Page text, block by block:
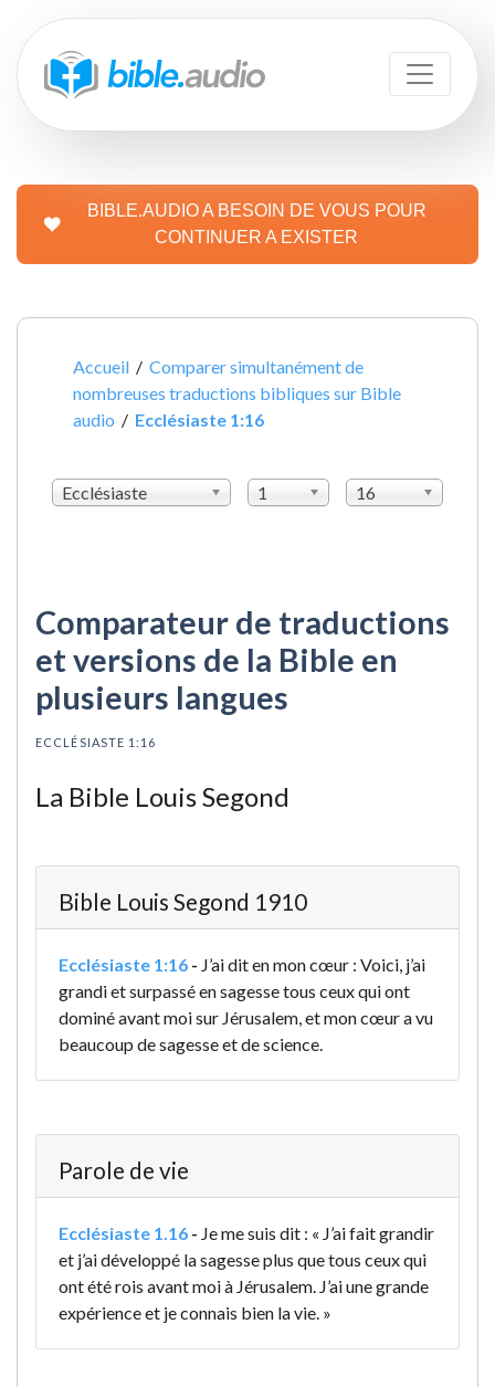
BIBLE.AUDIO A BESOIN DE VOUS POUR
CONTINUER A EXISTER
Accueil /Comparer simultanément de
nombreuses traductions bibliques sur Bible
audio / Ecclésiaste 1:16
Ecclésiaste 1 16
Comparateur de traductions
et versions de la Bible en
plusieurs langues
ECCLÉSIASTE 1:16
La Bible Louis Segond
Bible Louis Segond 1910
Ecclésiaste 1:16 - J’ai dit en mon cœur : Voici, j’ai
grandi et surpassé en sagesse tous ceux qui ont
dominé avant moi sur Jérusalem, et mon cœur a vu
beaucoup de sagesse et de science.
Parole de vie
Ecclésiaste 1.16 - Je me suis dit : « J’ai fait grandir
et j’ai développé la sagesse plus que tous ceux qui
ont été rois avant moi à Jérusalem. J’ai une grande
expérience et je connais bien la vie. »